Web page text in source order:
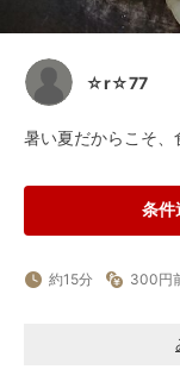
☆r☆77
暑い夏だからこそ
条件
約15分 300円